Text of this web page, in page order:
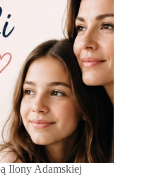
Ilony Adamskiej